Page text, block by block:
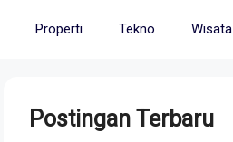
Properti Tekno Wisata
Postingan Terbaru